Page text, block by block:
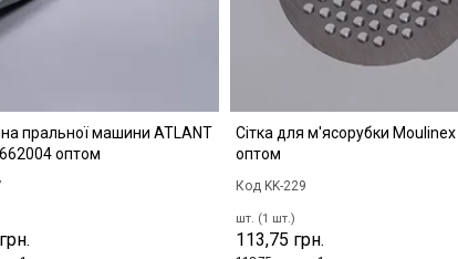
пральної машини ATLANT
оптом
Сітка для м'ясорубки Moulinex
оптом
Код KK-229
шт. (1 шт.)
113,75 грн.